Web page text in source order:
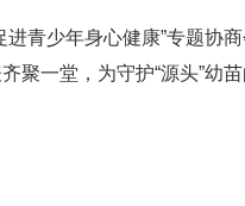
青少年身心健康”专题协
一堂，为守护“源头”幼苗